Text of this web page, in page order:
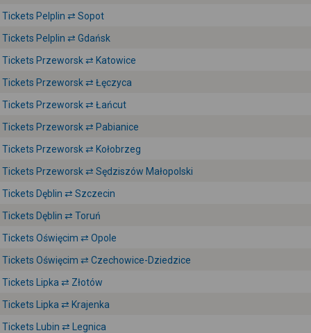
Tickets Pelplin ⇄ Sopot
Tickets Pelplin ⇄ Gdańsk
Tickets Przeworsk ⇄ Katowice
Tickets Przeworsk ⇄ Łęczyca
Tickets Przeworsk ⇄ Łańcut
Tickets Przeworsk ⇄ Pabianice
Tickets Przeworsk ⇄ Kołobrzeg
Tickets Przeworsk ⇄ Sędziszów Małopolski
Tickets Dęblin ⇄ Szczecin
Tickets Dęblin ⇄ Toruń
Tickets Oświęcim ⇄ Opole
Tickets Oświęcim ⇄ Czechowice-Dziedzice
Tickets Lipka ⇄ Złotów
Tickets Lipka ⇄ Krajenka
Tickets Lubin ⇄ Legnica